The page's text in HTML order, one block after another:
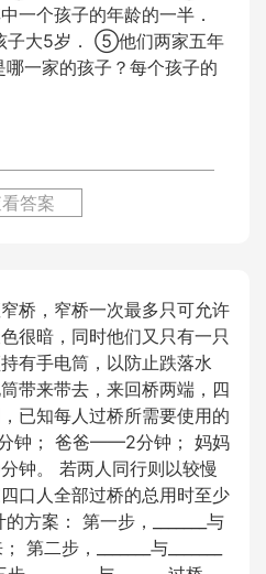
一个孩子的年龄的一半．
大5岁． ⑤他们两家五年
一家的孩子？每个孩子的
答案
桥，窄桥一次最多只可允许
很暗，同时他们又只有一只
有手电筒，以防止跌落水
带来带去，来回桥两端，四
已知每人过桥所需要使用的
钟； 爸爸——2分钟； 妈妈
。 若两人同行则以较慢
口人全部过桥的总用时至少
方案： 第一步，_______与
第二步，_______与_______